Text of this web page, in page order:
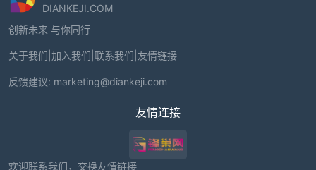
DIANKEJI.COM
创新未来 与你同行
关于我们 加入我们 联系我们 友情链接
反馈建议: marketing@diankeji.com
友情连接
欢迎联系我们，交换友情链接